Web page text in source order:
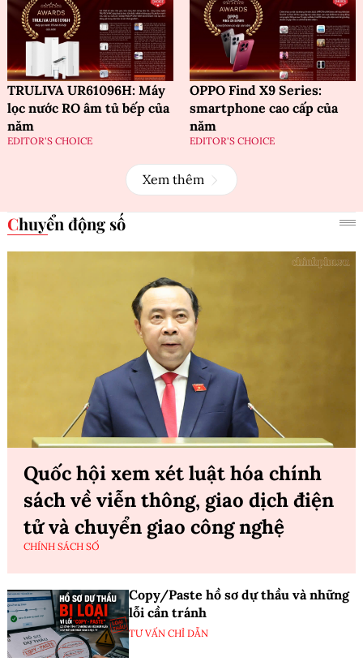
TRULIVA UR61096H: Máy
lọc nước RO âm tủ bếp của
năm
EDITOR'S CHOICE
OPPO Find X9 Series:
smartphone cao cấp của
năm
EDITOR'S CHOICE
Xem thêm
Chuyển động số
Quốc hội xem xét luật hóa chính
sách về viễn thông, giao dịch điện
tử và chuyển giao công nghệ
CHÍNH SÁCH SỐ
Copy/Paste hồ sơ dự thầu và những
lỗi cần tránh
TƯ VẤN CHỈ DẪN